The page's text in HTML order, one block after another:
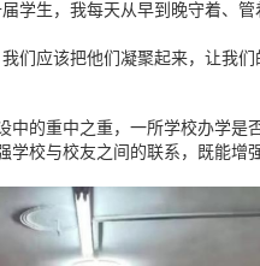
学生，我每天从早到晚守着、
们应该把他们凝聚起来，让我
的重中之重，一所学校办学
学校与校友之间的联系，既能